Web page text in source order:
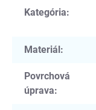
Kategória:
Materiál:
Povrchová
úprava: